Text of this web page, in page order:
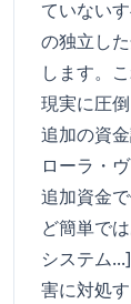
ていない
の独立し
します。
現実に圧
追加の資
ローラ・
追加資金
ど簡単で
システム
害に対処